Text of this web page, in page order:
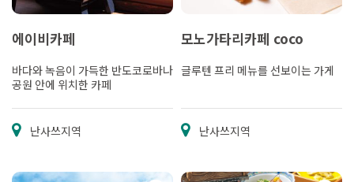
에이비카페
바다와 녹음이 가득한 반도코로바나
공원 안에 위치한 카페
난사쓰지역
모노가타리카페 coco
글루텐 프리 메뉴를 선보이는 가게
난사쓰지역